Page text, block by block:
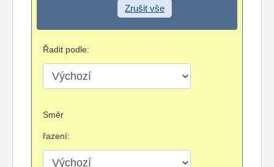
Zrušit vše
Řadit podle:
Směr
řazení: